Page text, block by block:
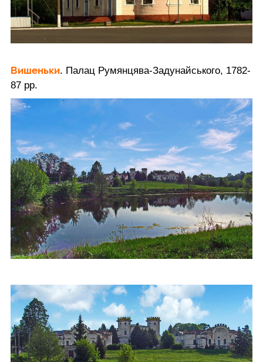
Вишеньки. Палац Румянцява-Задунайського, 1782-
87 рр.